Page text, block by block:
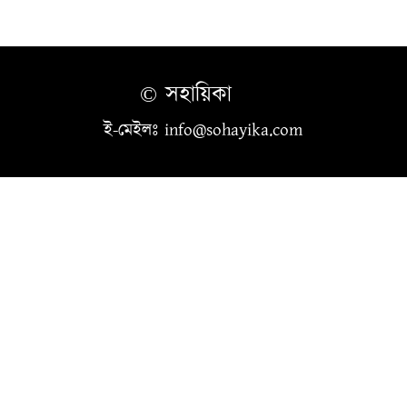
© সহায়িকা
ই-মেইলঃ info@sohayika.com